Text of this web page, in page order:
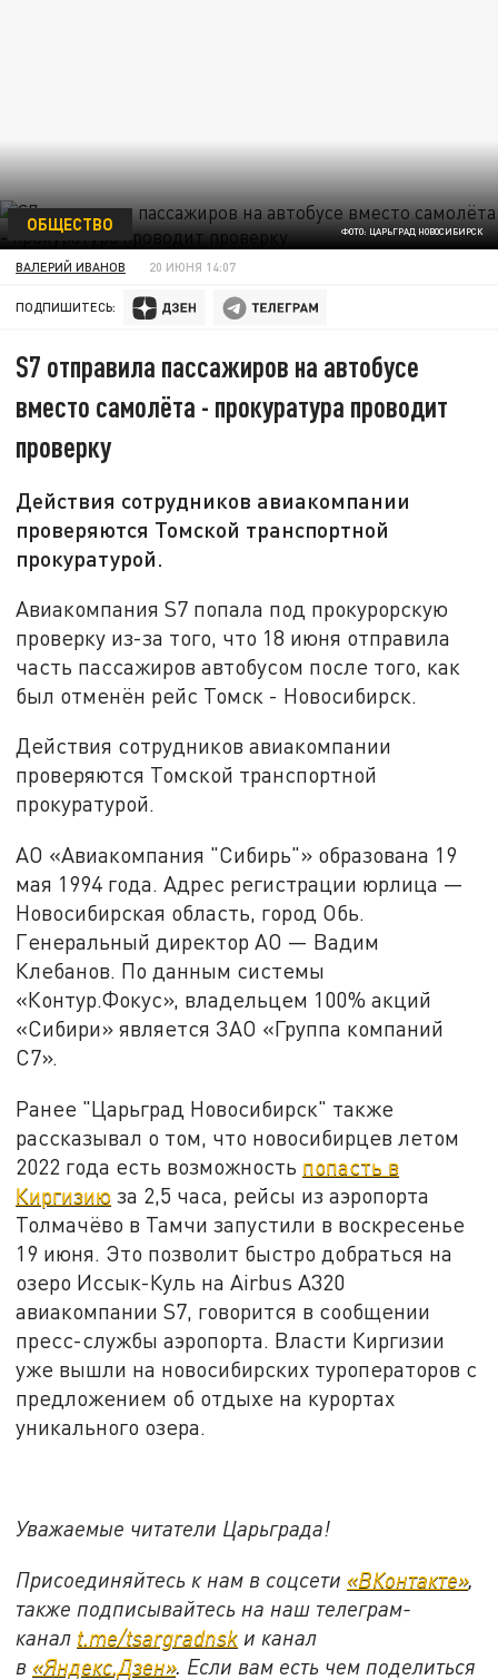
ФОТО: ЦАРЬГРАД НОВОСИБИРСК
ОБЩЕСТВО
ВАЛЕРИЙ ИВАНОВ 20 ИЮНЯ 14:07
ПОДПИШИТЕСЬ:
S7 отправила пассажиров на автобусе
вместо самолёта - прокуратура проводит
проверку
Действия сотрудников авиакомпании
проверяются Томской транспортной
прокуратурой.
Авиакомпания S7 попала под прокурорскую
проверку из-за того, что 18 июня отправила
часть пассажиров автобусом после того, как
был отменён рейс Томск - Новосибирск.
Действия сотрудников авиакомпании
проверяются Томской транспортной
прокуратурой.
АО «Авиакомпания "Сибирь"» образована 19
мая 1994 года. Адрес регистрации юрлица —
Новосибирская область, город Обь.
Генеральный директор АО — Вадим
Клебанов. По данным системы
«Контур.Фокус», владельцем 100% акций
«Сибири» является ЗАО «Группа компаний
С7».
Ранее "Царьград Новосибирск" также
рассказывал о том, что новосибирцев летом
2022 года есть возможность попасть в
Киргизию за 2,5 часа, рейсы из аэропорта
Толмачёво в Тамчи запустили в воскресенье
19 июня. Это позволит быстро добраться на
озеро Иссык-Куль на Airbus A320
авиакомпании S7, говорится в сообщении
пресс-службы аэропорта. Власти Киргизии
уже вышли на новосибирских туроператоров с
предложением об отдыхе на курортах
уникального озера.
Уважаемые читатели Царьграда!
Присоединяйтесь к нам в соцсети «ВКонтакте»,
также подписывайтесь на наш телеграм-
канал t.me/tsargradnsk и канал
в «Яндекс.Дзен». Если вам есть чем поделиться